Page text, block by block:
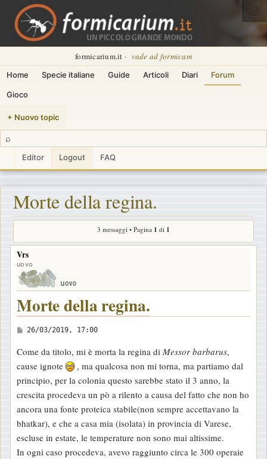
formicarium.it · vade ad formicam
Home Specie italiane Guide Articoli Diari Forum
Gioco
+ Nuovo topic
⌕
Editor Logout FAQ
🌙
Morte della regina.
3 messaggi • Pagina 1 di 1
Vrs
uovo
Morte della regina.
M
s
s
a
g
g
i
o
26/03/2019, 17:00
Come da titolo, mi è morta la regina di Messor barbarus,
cause ignote
, ma qualcosa non mi torna, ma partiamo dal
principio, per la colonia questo sarebbe stato il 3 anno, la
crescita procedeva un pò a rilento a causa del fatto che non ho
ancora una fonte proteica stabile(non sempre accettavano la
bhatkar), e che a casa mia (isolata) in provincia di Varese,
escluse in estate, le temperature non sono mai altissime.
In ogni caso procedeva, avevo raggiunto circa le 300 operaie